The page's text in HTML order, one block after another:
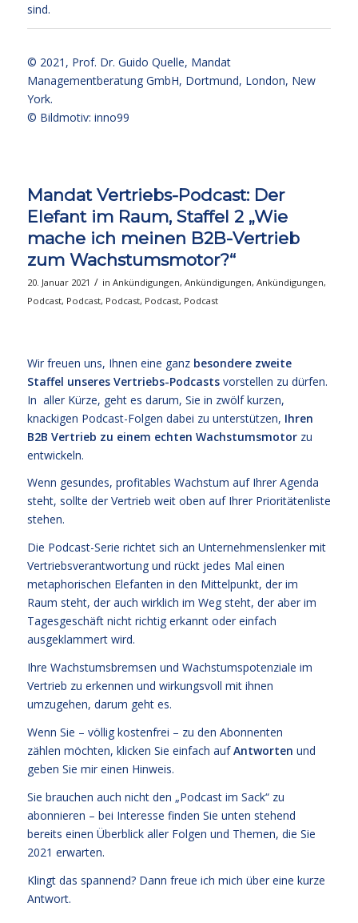
sind.
© 2021, Prof. Dr. Guido Quelle, Mandat
Managementberatung GmbH, Dortmund, London, New
York.
© Bildmotiv: inno99
Mandat Vertriebs-Podcast: Der
Elefant im Raum, Staffel 2 „Wie
mache ich meinen B2B-Vertrieb
zum Wachstumsmotor?“
20. Januar 2021 / in Ankündigungen, Ankündigungen, Ankündigungen,
Podcast, Podcast, Podcast, Podcast, Podcast
Wir freuen uns, Ihnen eine ganz besondere zweite
Staffel unseres Vertriebs-Podcasts vorstellen zu dürfen.
In aller Kürze, geht es darum, Sie in zwölf kurzen,
knackigen Podcast-Folgen dabei zu unterstützen, Ihren
B2B Vertrieb zu einem echten Wachstumsmotorzu
entwickeln.
Wenn gesundes, profitables Wachstum auf Ihrer Agenda
steht, sollte der Vertrieb weit oben auf Ihrer Prioritätenliste
stehen.
Die Podcast-Serie richtet sich an Unternehmenslenker mit
Vertriebsverantwortung und rückt jedes Mal einen
metaphorischen Elefanten in den Mittelpunkt, der im
Raum steht, der auch wirklich im Weg steht, der aber im
Tagesgeschäft nicht richtig erkannt oder einfach
ausgeklammert wird.
Ihre Wachstumsbremsen und Wachstumspotenziale im
Vertrieb zu erkennen und wirkungsvoll mit ihnen
umzugehen, darum geht es.
Wenn Sie – völlig kostenfrei – zu den Abonnenten
zählen möchten, klicken Sie einfach aufAntworten und
geben Sie mir einen Hinweis.
Sie brauchen auch nicht den „Podcast im Sack“ zu
abonnieren – bei Interesse finden Sie unten stehend
bereits einen Überblick aller Folgen und Themen, die Sie
2021 erwarten.
Klingt das spannend? Dann freue ich mich über eine kurze
Antwort.